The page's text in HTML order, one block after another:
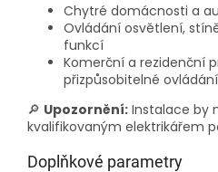
Chytré domácnosti a
Ovládání osvětlení,
funkcí
Komerční a rezidenční
přizpůsobitelné ovládání
🔎 Upozornění: Instalace by
kvalifikovaným elektrikářem
Doplňkové parametry